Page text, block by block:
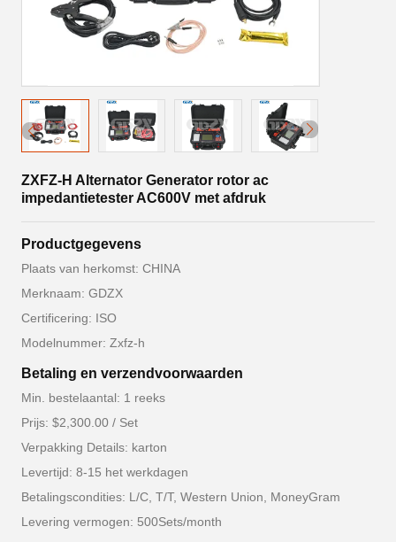
ZXFZ-H Alternator Generator rotor ac
impedantietester AC600V met afdruk
Productgegevens
Plaats van herkomst: CHINA
Merknaam: GDZX
Certificering: ISO
Modelnummer: Zxfz-h
Betaling en verzendvoorwaarden
Min. bestelaantal: 1 reeks
Prijs: $2,300.00 / Set
Verpakking Details: karton
Levertijd: 8-15 het werkdagen
Betalingscondities: L/C, T/T, Western Union, MoneyGram
Levering vermogen: 500Sets/month